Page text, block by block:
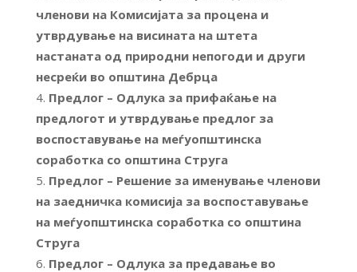
членови на Комисијата за процена и
утврдување на висината на штета
настаната од природни непогоди и други
несреќи во општина Дебрца
Предлог – Одлука за прифаќање на
предлогот и утврдување предлог за
воспоставување на меѓуопштинска
соработка со општина Струга
Предлог – Решение за именување членови
на заедничка комисија за воспоставување
на меѓуопштинска соработка со општина
Струга
Предлог – Одлука за предавање во